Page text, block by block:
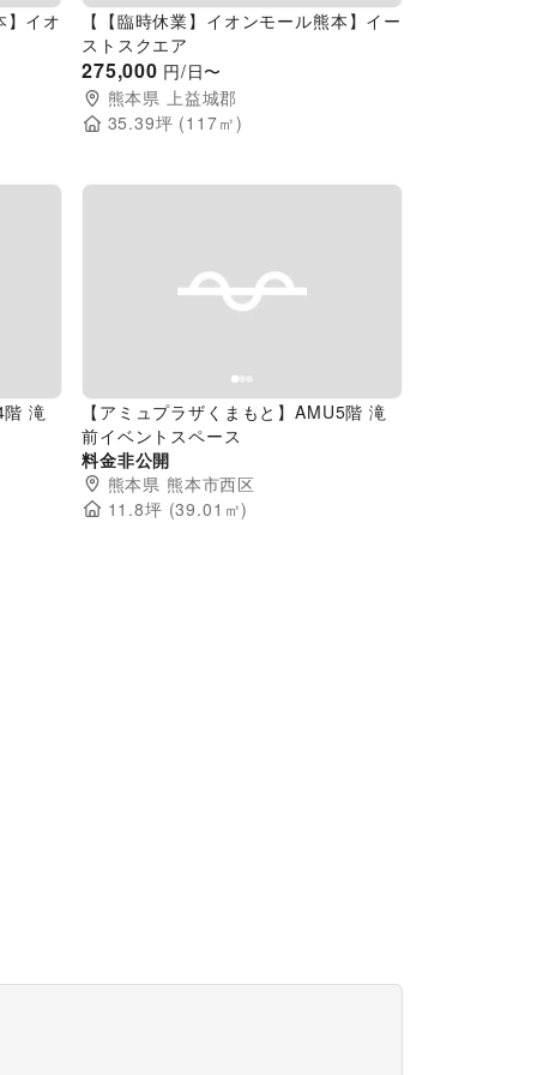
】イオ
【【臨時休業】イオンモール熊本】イー
ストスクエア
275,000 円/日〜
熊本県 上益城郡
35.39坪 (117㎡)
階 滝
Previous slide
【アミュプラザくまもと】AMU5階 滝
前イベントスペース
料金非公開
熊本県 熊本市西区
11.8坪 (39.01 ㎡)